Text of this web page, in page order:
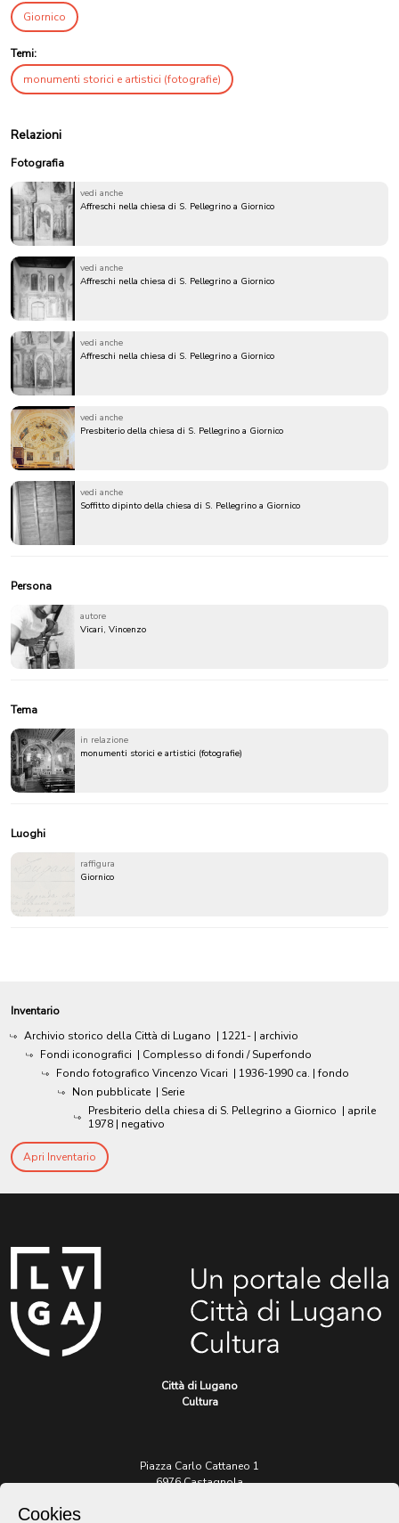
Giornico
Temi:
monumenti storici e artistici (fotografie)
Relazioni
Fotografia
vedi anche
Affreschi nella chiesa di S. Pellegrino a Giornico
vedi anche
Affreschi nella chiesa di S. Pellegrino a Giornico
vedi anche
Affreschi nella chiesa di S. Pellegrino a Giornico
vedi anche
Presbiterio della chiesa di S. Pellegrino a Giornico
vedi anche
Soffitto dipinto della chiesa di S. Pellegrino a Giornico
Persona
autore
Vicari, Vincenzo
Tema
in relazione
monumenti storici e artistici (fotografie)
Luoghi
raffigura
Giornico
Inventario
Archivio storico della Città di Lugano | 1221- | archivio
Fondi iconografici | Complesso di fondi / Superfondo
Fondo fotografico Vincenzo Vicari | 1936-1990 ca. | fondo
Non pubblicate | Serie
Presbiterio della chiesa di S. Pellegrino a Giornico | aprile
1978 | negativo
Apri Inventario
Città di Lugano
Cultura
Piazza Carlo Cattaneo 1
6976 Castagnola
Cookies